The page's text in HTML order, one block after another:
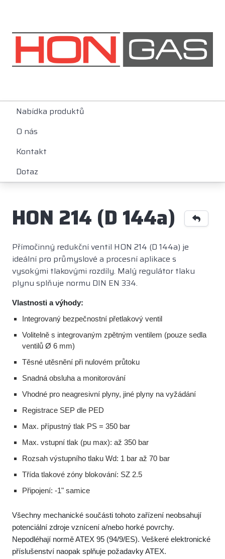
Nabídka produktů
O nás
Kontakt
Dotaz
HON 214 (D 144a)
Přímočinný redukční ventil HON 214 (D 144a) je
ideální pro průmyslové a procesní aplikace s
vysokými tlakovými rozdíly. Malý regulátor tlaku
plynu splňuje normu DIN EN 334.
Vlastnosti a výhody:
Integrovaný bezpečnostní přetlakový ventil
Volitelně s integrovaným zpětným ventilem (pouze sedla
ventilů Ø 6 mm)
Těsné utěsnění při nulovém průtoku
Snadná obsluha a monitorování
Vhodné pro neagresivní plyny, jiné plyny na vyžádání
Registrace SEP dle PED
Max. přípustný tlak PS = 350 bar
Max. vstupní tlak (pu max): až 350 bar
Rozsah výstupního tlaku Wd: 1 bar až 70 bar
Třída tlakové zóny blokování: SZ 2.5
Připojení: -1" samice
Všechny mechanické součásti tohoto zařízení neobsahují
potenciální zdroje vznícení a/nebo horké povrchy.
Nepodléhají normě ATEX 95 (94/9/ES). Veškeré elektronické
příslušenství naopak splňuje požadavky ATEX.